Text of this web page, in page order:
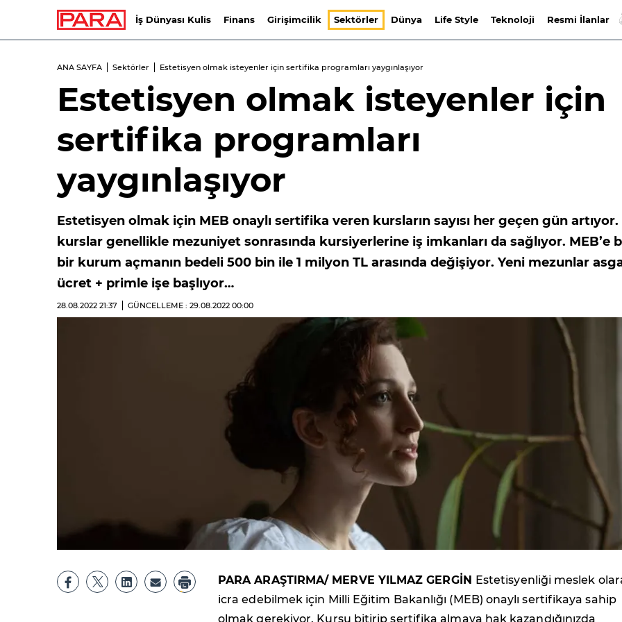
İş Dünyası Kulis Finans Girişimcilik Sektörler Dünya Life Style Teknoloji Resmi İlanlar
ANA SAYFA Sektörler Estetisyen olmak isteyenler için sertifika programları yaygınlaşıyor
Estetisyen olmak isteyenler için
sertifika programları
yaygınlaşıyor
Estetisyen olmak için MEB onaylı sertifika veren kursların sayısı her geçen gün artıyor.
kurslar genellikle mezuniyet sonrasında kursiyerlerine iş imkanları da sağlıyor. MEB’e
bir kurum açmanın bedeli 500 bin ile 1 milyon TL arasında değişiyor. Yeni mezunlar
ücret + primle işe başlıyor…
28.08.2022 21:37 GÜNCELLEME : 29.08.2022 00:00
PARA ARAŞTIRMA/ MERVE YILMAZ GERGİN Estetisyenliği meslek
icra edebilmek için Milli Eğitim Bakanlığı (MEB) onaylı sertifikaya sahip
olmak gerekiyor. Kursu bitirip sertifika almaya hak kazandığınızda